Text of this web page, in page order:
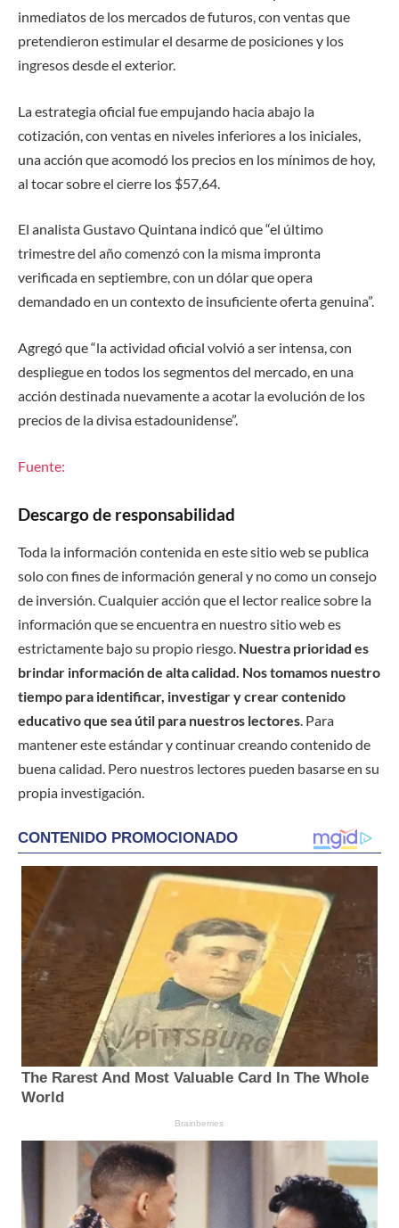
inmediatos de los mercados de futuros, con ventas que
pretendieron estimular el desarme de posiciones y los
ingresos desde el exterior.
La estrategia oficial fue empujando hacia abajo la
cotización, con ventas en niveles inferiores a los iniciales,
una acción que acomodó los precios en los mínimos de hoy,
al tocar sobre el cierre los $57,64.
El analista Gustavo Quintana indicó que “el último
trimestre del año comenzó con la misma impronta
verificada en septiembre, con un dólar que opera
demandado en un contexto de insuficiente oferta genuina”.
Agregó que “la actividad oficial volvió a ser intensa, con
despliegue en todos los segmentos del mercado, en una
acción destinada nuevamente a acotar la evolución de los
precios de la divisa estadounidense”.
Fuente:
Descargo de responsabilidad
Toda la información contenida en este sitio web se publica
solo con fines de información general y no como un consejo
de inversión. Cualquier acción que el lector realice sobre la
información que se encuentra en nuestro sitio web es
estrictamente bajo su propio riesgo. Nuestra prioridad es
brindar información de alta calidad. Nos tomamos nuestro
tiempo para identificar, investigar y crear contenido
educativo que sea útil para nuestros lectores. Para
mantener este estándar y continuar creando contenido de
buena calidad. Pero nuestros lectores pueden basarse en su
propia investigación.